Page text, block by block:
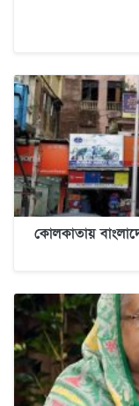
কোলকাতায়